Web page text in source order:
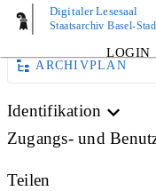
Digitaler Lesesaal
Staatsarchiv Basel-
LOGIN
AKTE
ARCHIVPLAN
Identifikation
Zugangs- und
Teilen